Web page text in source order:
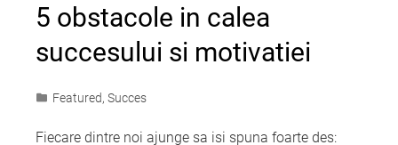
5 obstacole in calea
succesului si motivatiei
Featured, Succes
Fiecare dintre noi ajunge sa isi spuna foarte des: